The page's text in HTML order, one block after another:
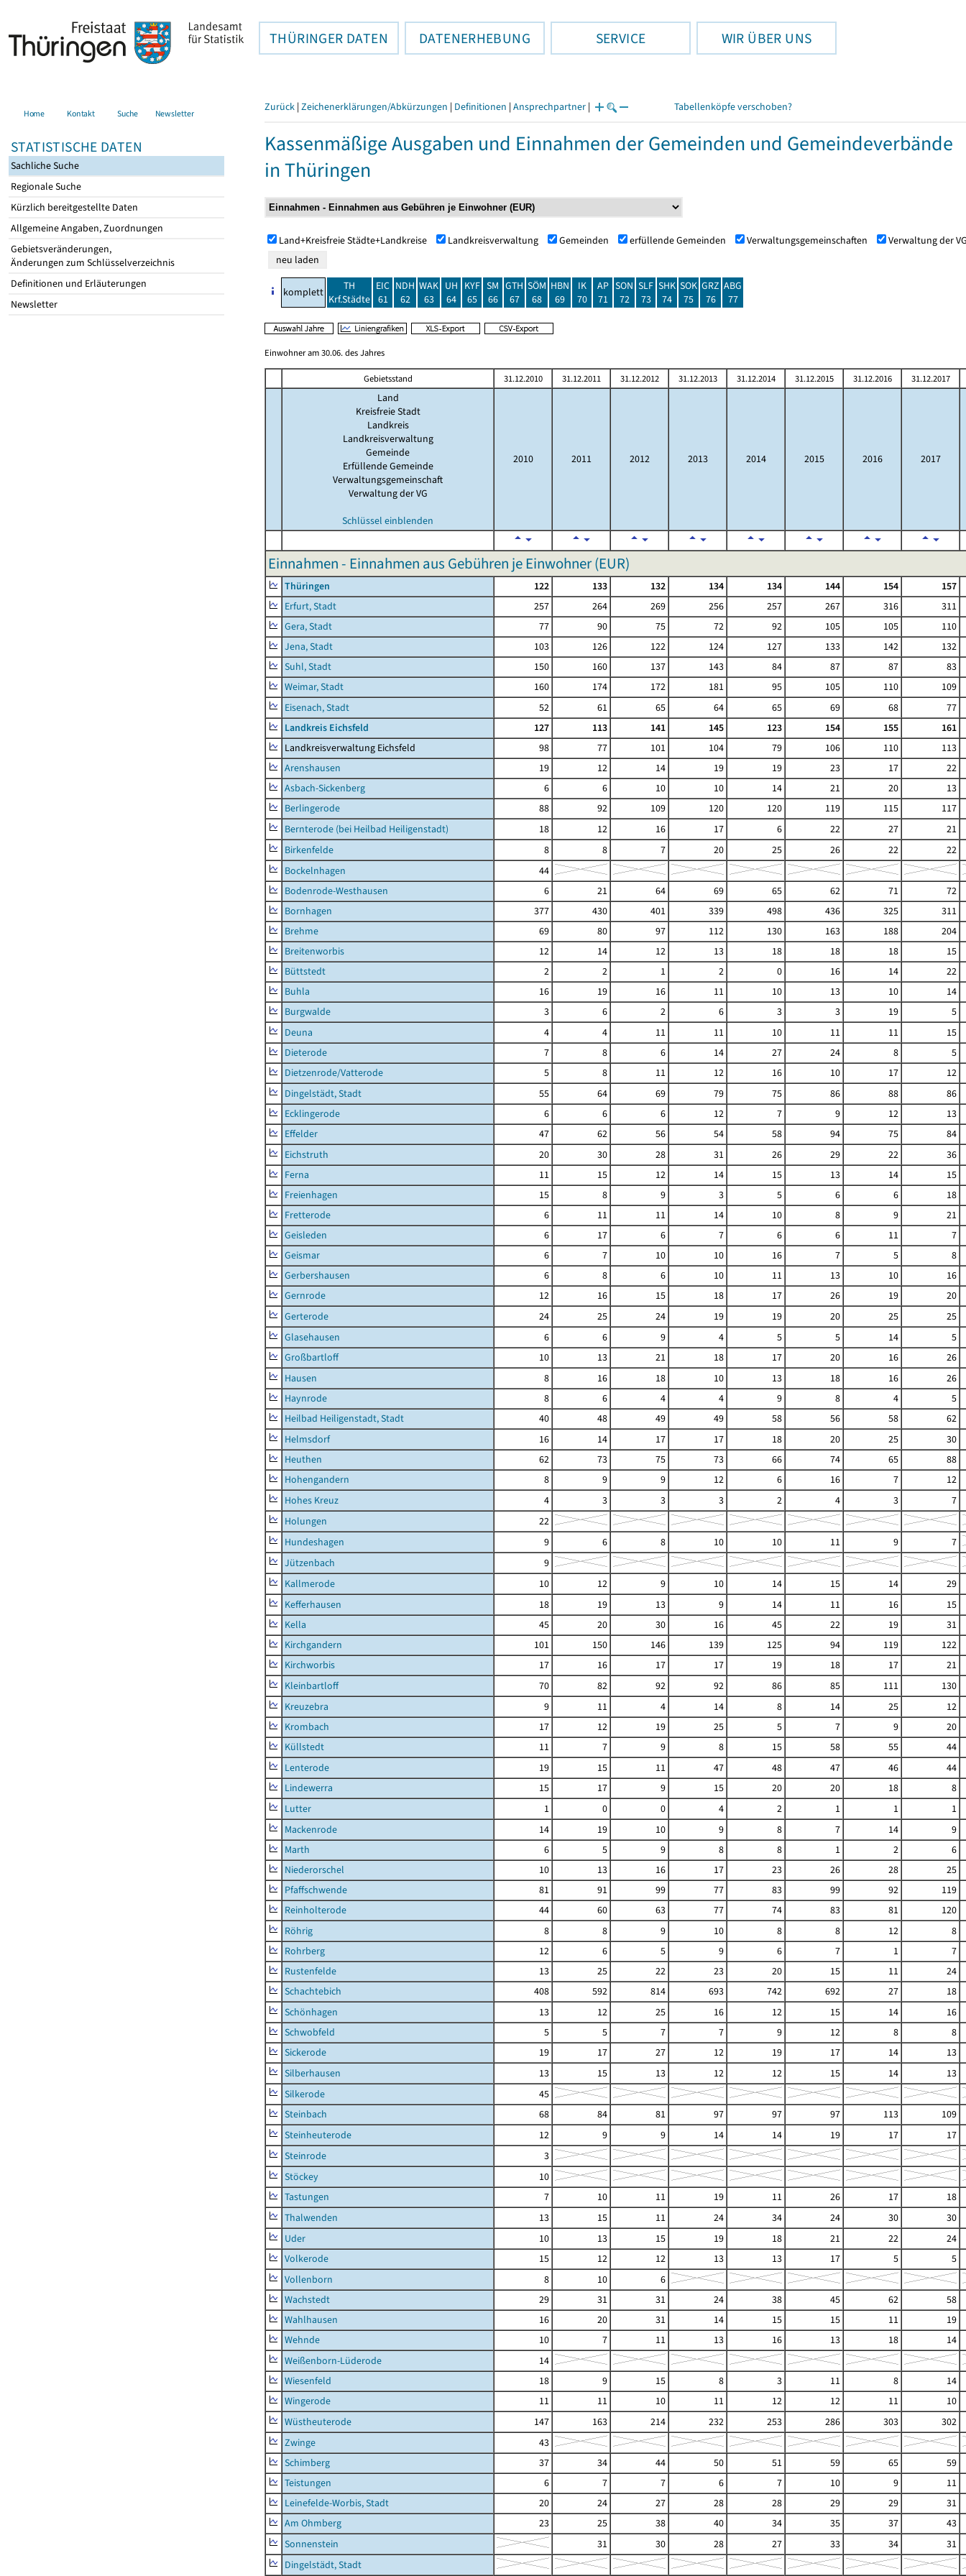
THÜRINGER DATEN DATENERHEBUNG SERVICE WIR ÜBER UNS
Home Kontakt Suche Newsletter
STATISTISCHE DATEN
Sachliche Suche
Regionale Suche
Kürzlich bereitgestellte Daten
Allgemeine Angaben, Zuordnungen
Gebietsveränderungen,
Änderungen zum Schlüsselverzeichnis
Definitionen und Erläuterungen
Newsletter
Zurück | Zeichenerklärungen/Abkürzungen | Definitionen | Ansprechpartner | Tabellenköpfe verschoben?
Kassenmäßige Ausgaben und Einnahmen der Gemeinden und Gemeindeverbände
in Thüringen
Land+Kreisfreie Städte+Landkreise Landkreisverwaltung Gemeinden erfüllende Gemeinden Verwaltungsgemeinschaften Verwaltung der
komplett
TH
Krf.Städte
EIC
61
NDH
62
WAK
63
UH
64
KYF
65
SM
66
GTH
67
SÖM
68
HBN
69
IK
70
AP
71
SON
72
SLF
73
SHK
74
SOK
75
GRZ
76
ABG
77
Einwohner am 30.06. des Jahres
Gebietsstand 31.12.2010 31.12.2011 31.12.2012 31.12.2013 31.12.2014 31.12.2015 31.12.2016 31.12.2017
Land
Kreisfreie Stadt
Landkreis
Landkreisverwaltung
Gemeinde
Erfüllende Gemeinde
Verwaltungsgemeinschaft
Verwaltung der VG
Schlüssel einblenden
2010 2011 2012 2013 2014 2015 2016 2017
Einnahmen - Einnahmen aus Gebühren je Einwohner (EUR)
Thüringen 122 133 132 134 134 144 154
157
Erfurt, Stadt
257 264 269 256 257 267 316
311
Gera, Stadt
77 90 75 72 92 105 105
110
Jena, Stadt
103 126 122 124 127 133 142
132
Suhl, Stadt
150 160 137 143 84 87 87
83
Weimar, Stadt
160 174 172 181 95 105 110
109
Eisenach, Stadt
52 61 65 64 65 69 68
77
Landkreis Eichsfeld
127 113 141 145 123 154 155
161
Landkreisverwaltung Eichsfeld
98 77 101 104 79 106 110
113
Arenshausen
19 12 14 19 19 23 17
22
Asbach-Sickenberg
6 6 10 10 14 21 20
13
Berlingerode
88 92 109 120 120 119 115
117
Bernterode (bei Heilbad Heiligenstadt)
18 12 16 17 6 22 27
21
Birkenfelde
8 8 7 20 25 26 22
22
Bockelnhagen
44
Bodenrode-Westhausen
6 21 64 69 65 62 71
72
Bornhagen
377 430 401 339 498 436 325
311
Brehme
69 80 97 112 130 163 188
204
Breitenworbis
12 14 12 13 18 18 18
15
Büttstedt
2 2 1 2 0 16 14
22
Buhla
16 19 16 11 10 13 10
14
Burgwalde
3 6 2 6 3 3 19
5
Deuna
4 4 11 11 10 11 11
15
Dieterode
7 8 6 14 27 24 8
5
Dietzenrode/Vatterode
5 8 11 12 16 10 17
12
Dingelstädt, Stadt
55 64 69 79 75 86 88
86
Ecklingerode
6 6 6 12 7 9 12
13
Effelder
47 62 56 54 58 94 75
84
Eichstruth
20 30 28 31 26 29 22
36
Ferna
11 15 12 14 15 13 14
15
Freienhagen
15 8 9 3 5 6 6
18
Fretterode
6 11 11 14 10 8 9
21
Geisleden
6 17 6 7 6 6 11
7
Geismar
6 7 10 10 16 7 5
8
Gerbershausen
6 8 6 10 11 13 10
16
Gernrode
12 16 15 18 17 26 19
20
Gerterode
24 25 24 19 19 20 25
25
Glasehausen
6 6 9 4 5 5 14
5
Großbartloff
10 13 21 18 17 20 16
26
Hausen
8 16 18 10 13 18 16
26
Haynrode
8 6 4 4 9 8 4
5
Heilbad Heiligenstadt, Stadt
40 48 49 49 58 56 58
62
Helmsdorf
16 14 17 17 18 20 25
30
Heuthen
62 73 75 73 66 74 65
88
Hohengandern
8 9 9 12 6 16 7
12
Hohes Kreuz
4 3 3 3 2 4 3
7
Holungen
22
Hundeshagen
9 6 8 10 10 11 9
7
Jützenbach
9
Kallmerode
10 12 9 10 14 15 14
29
Kefferhausen
18 19 13 9 14 11 16
15
Kella
45 20 30 16 45 22 19
31
Kirchgandern
101 150 146 139 125 94 119
122
Kirchworbis
17 16 17 17 19 18 17
21
Kleinbartloff
70 82 92 92 86 85 111
130
Kreuzebra
9 11 4 14 8 14 25
12
Krombach
17 12 19 25 5 7 9
20
Küllstedt
11 7 9 8 15 58 55
44
Lenterode
19 15 11 47 48 47 46
44
Lindewerra
15 17 9 15 20 20 18
8
Lutter
1 0 0 4 2 1 1
1
Mackenrode
14 19 10 9 8 7 14
9
Marth
6 5 9 8 8 1 2
6
Niederorschel
10 13 16 17 23 26 28
25
Pfaffschwende
81 91 99 77 83 99 92
119
Reinholterode
44 60 63 77 74 83 81
120
Röhrig
8 8 9 10 8 8 12
8
Rohrberg
12 6 5 9 6 7 1
7
Rustenfelde
13 25 22 23 20 15 11
24
Schachtebich
408 592 814 693 742 692 27
18
Schönhagen
13 12 25 16 12 15 14
16
Schwobfeld
5 5 7 7 9 12 8
8
Sickerode
19 17 27 12 19 17 14
13
Silberhausen
13 15 13 12 12 15 14
13
Silkerode
45
Steinbach
68 84 81 97 97 97 113
109
Steinheuterode
12 9 9 14 14 19 17
17
Steinrode
3
Stöckey
10
Tastungen
7 10 11 19 11 26 17
18
Thalwenden
13 15 11 24 34 24 30
30
Uder
10 13 15 19 18 21 22
24
Volkerode
15 12 12 13 13 17 5
5
Vollenborn
8 10
6
Wachstedt
29 31 31 24 38 45 62
58
Wahlhausen
16 20 31 14 15 15 11
19
Wehnde
10 7 11 13 16 13 18
14
Weißenborn-Lüderode
14
Wiesenfeld
18 9 15 8 3 11 8
14
Wingerode
11 11 10 11 12 12 11
10
Wüstheuterode
147 163 214 232 253 286 303
302
Zwinge
43
Schimberg
37 34 44 50 51 59 65
59
Teistungen
6 7 7 6 7 10 9
11
Leinefelde-Worbis, Stadt
20 24 27 28 28 29 29
31
Am Ohmberg
23 25 38 40 34 35 37
43
Sonnenstein
31 30 28 27 33 34
31
Dingelstädt, Stadt